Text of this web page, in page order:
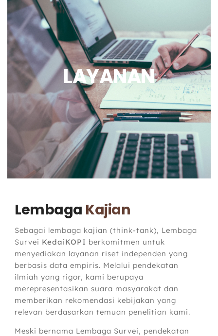
LAYANAN
Lembaga Kajian
Sebagai lembaga kajian (think-tank), Lembaga
Survei KedaiKOPI berkomitmen untuk
menyediakan layanan riset independen yang
berbasis data empiris. Melalui pendekatan
ilmiah yang rigor, kami berupaya
merepresentasikan suara masyarakat dan
memberikan rekomendasi kebijakan yang
relevan berdasarkan temuan penelitian kami.
Meski bernama Lembaga Survei, pendekatan